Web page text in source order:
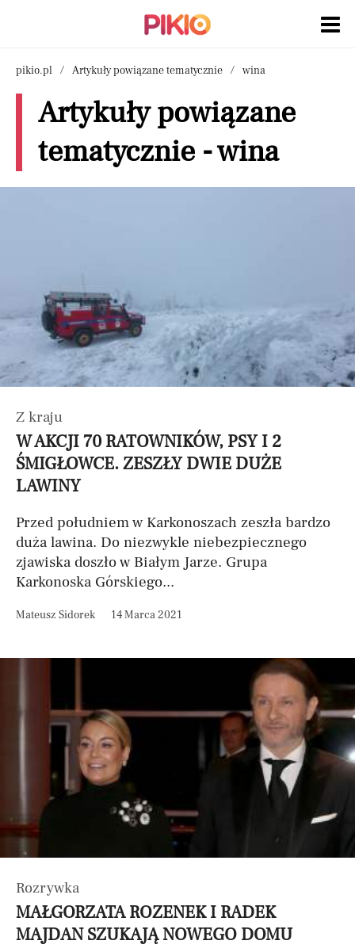
pikio.pl Artykuły powiązane tematycznie wina
Artykuły powiązane
tematycznie - wina
Z kraju
W AKCJI 70 RATOWNIKÓW, PSY I 2
ŚMIGŁOWCE. ZESZŁY DWIE DUŻE
LAWINY
Przed południem w Karkonoszach zeszła bardzo
duża lawina. Do niezwykle niebezpiecznego
zjawiska doszło w Białym Jarze. Grupa
Karkonoska Górskiego...
Mateusz Sidorek 14 Marca 2021
Rozrywka
MAŁGORZATA ROZENEK I RADEK
MAJDAN SZUKAJĄ NOWEGO DOMU